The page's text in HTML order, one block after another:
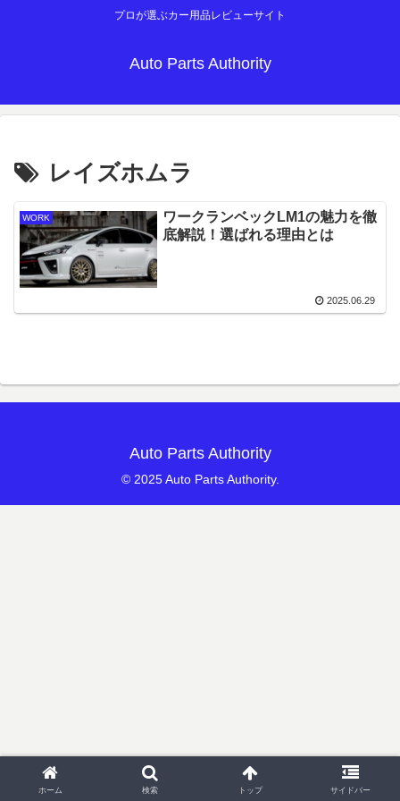
プロが選ぶカー用品レビューサイト
Auto Parts Authority
レイズホムラ
WORK
ワークランベックLM1の魅力を徹
底解説！選ばれる理由とは
2025.06.29
Auto Parts Authority
© 2025 Auto Parts Authority.
ホーム 検索 トップ サイドバー